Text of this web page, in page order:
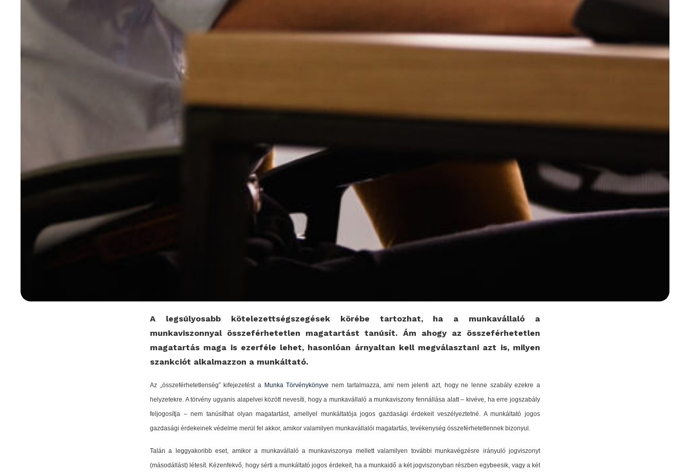
A legsúlyosabb kötelezettségszegések körébe tartozhat, ha a munkavállaló a
munkaviszonnyal összeférhetetlen magatartást tanúsít. Ám ahogy az összeférhetetlen
magatartás maga is ezerféle lehet, hasonlóan árnyaltan kell megválasztani azt is, milyen
szankciót alkalmazzon a munkáltató.
Az „összeférhetetlenség” kifejezetést a Munka Törvénykönyve nem tartalmazza, ami nem jelenti azt, hogy ne lenne szabály ezekre a
helyzetekre. A törvény ugyanis alapelvei között nevesíti, hogy a munkavállaló a munkaviszony fennállása alatt – kivéve, ha erre jogszabály
feljogosítja – nem tanúsíthat olyan magatartást, amellyel munkáltatója jogos gazdasági érdekeit veszélyeztetné. A munkáltató jogos
gazdasági érdekeinek védelme merül fel akkor, amikor valamilyen munkavállalói magatartás, tevékenység összeférhetetlennek bizonyul.
Talán a leggyakoribb eset, amikor a munkavállaló a munkaviszonya mellett valamilyen további munkavégzésre irányuló jogviszonyt
(másodállást) létesít. Kézenfekvő, hogy sérti a munkáltató jogos érdekeit, ha a munkaidő a két jogviszonyban részben egybeesik, vagy a két